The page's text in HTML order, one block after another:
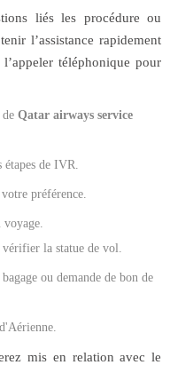
liés les procédure ou
l’assistance rapidement
téléphonique pour
Qatar airways service
étapes de IVR.
préférence.
voyage.
la statue de vol.
ou demande de bon de
mis en relation avec le